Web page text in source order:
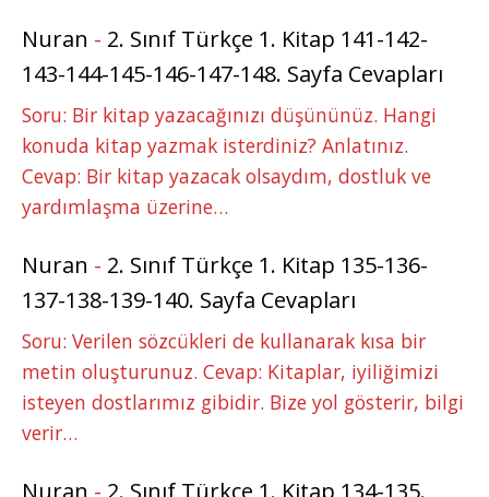
Nuran - 2. Sınıf Türkçe 1. Kitap 141-142-
143-144-145-146-147-148. Sayfa Cevapları
Soru: Bir kitap yazacağınızı düşününüz. Hangi
konuda kitap yazmak isterdiniz? Anlatınız.
Cevap: Bir kitap yazacak olsaydım, dostluk ve
yardımlaşma üzerine…
Nuran - 2. Sınıf Türkçe 1. Kitap 135-136-
137-138-139-140. Sayfa Cevapları
Soru: Verilen sözcükleri de kullanarak kısa bir
metin oluşturunuz. Cevap: Kitaplar, iyiliğimizi
isteyen dostlarımız gibidir. Bize yol gösterir, bilgi
verir…
Nuran - 2. Sınıf Türkçe 1. Kitap 134-135.